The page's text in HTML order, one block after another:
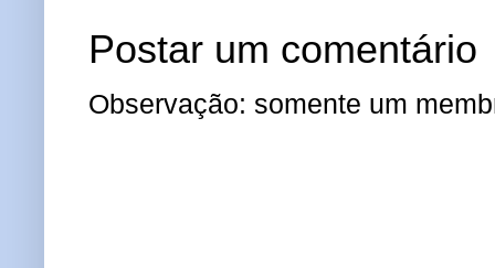
Postar um comentário
Observação: somente um